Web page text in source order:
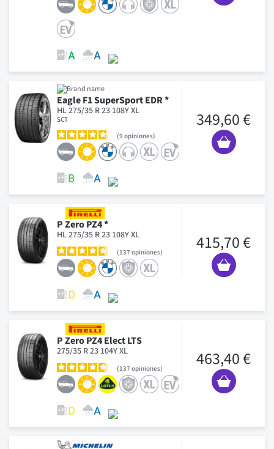
Eagle F1 SuperSport EDR *
HL 275/35 R 23 108Y XL
SCT
9 opiniones
349,60 €
P Zero PZ4 *
HL 275/35 R 23 108Y XL
137 opiniones 415,70 €
P Zero PZ4 Elect LTS
275/35 R 23 104Y XL
137 opiniones 463,40 €